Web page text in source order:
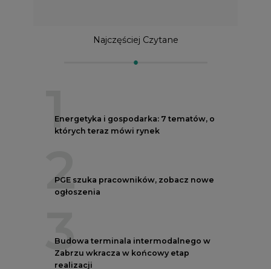
Najczęściej Czytane
1
Energetyka i gospodarka: 7 tematów, o
których teraz mówi rynek
2
PGE szuka pracowników, zobacz nowe
ogłoszenia
3
Budowa terminala intermodalnego w
Zabrzu wkracza w końcowy etap
realizacji